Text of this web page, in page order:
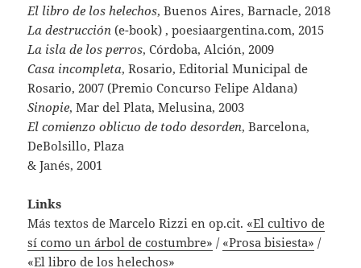
El libro de los helechos, Buenos Aires, Barnacle, 2018
La destrucción (e-book) , poesiaargentina.com, 2015
La isla de los perros, Córdoba, Alción, 2009
Casa incompleta, Rosario, Editorial Municipal de
Rosario, 2007 (Premio Concurso Felipe Aldana)
Sinopie, Mar del Plata, Melusina, 2003
El comienzo oblicuo de todo desorden, Barcelona,
DeBolsillo, Plaza
& Janés, 2001
Links
Más textos de Marcelo Rizzi en op.cit. «El cultivo de
sí como un árbol de costumbre» / «Prosa bisiesta» /
«El libro de los helechos»